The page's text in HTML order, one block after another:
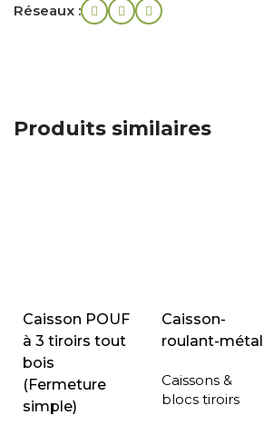
Réseaux :
Produits similaires
Caisson POUF
à 3 tiroirs tout
bois
(Fermeture
simple)
Caisson-
roulant-métal
Caissons &
blocs tiroirs